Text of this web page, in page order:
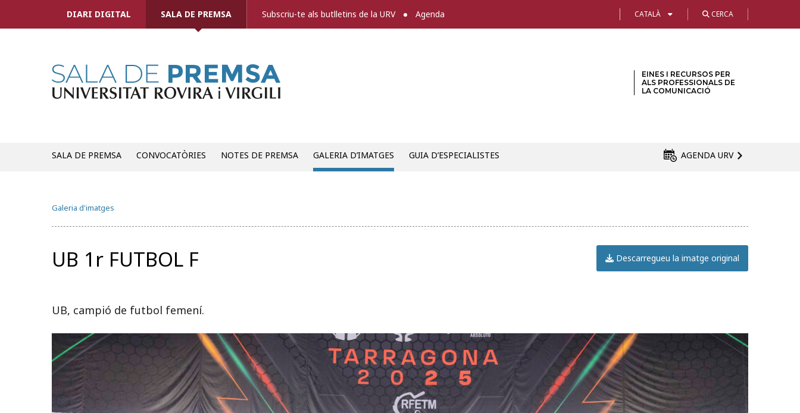
DIARI DIGITAL SALA DE PREMSA Subscriu-te als butlletins de la URV Agenda CATALÀ CERCA
EINES I RECURSOS PER
ALS PROFESSIONALS DE
LA COMUNICACIÓ
SALA DE PREMSA CONVOCATÒRIES NOTES DE PREMSA GALERIA D’IMATGES GUIA D’ESPECIALISTES AGENDA URV
Galeria d'imatges
UB 1r FUTBOL F Descarregueu la imatge original
UB, campió de futbol femení.